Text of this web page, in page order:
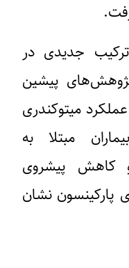
ترکیب جدیدی در
پیشین
میتوکندری
مبتلا به
و کاهش پیشروی
پارکینسون نشان